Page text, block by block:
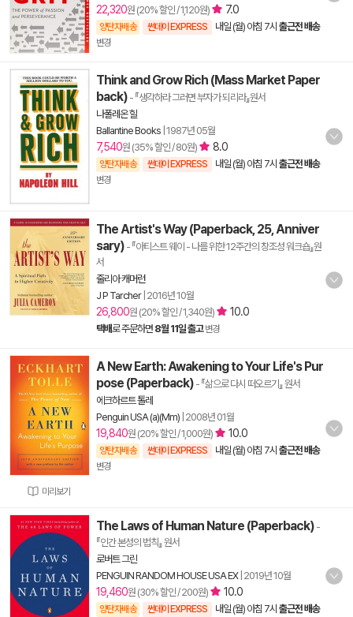
22,320원 (20% 할인 / 1,120원) 7.0
양탄자배송 썬데이 EXPRESS 내일 (월) 아침 7시 출근전 배송
변경
Think and Grow Rich (Mass Market Paper
back) - 『생각하라 그러면 부자가 되리라』원서
나폴레온 힐
Ballantine Books 1987년 05월
7,540원 (35% 할인 / 80원) 8.0
양탄자배송 썬데이 EXPRESS 내일 (월) 아침 7시 출근전 배송
변경
The Artist's Way (Paperback, 25, Anniver
sary) - 『아티스트 웨이 - 나를 위한 12주간의 창조성 워크숍』원
서
줄리아 캐머런
J P Tarcher 2016년 10월
26,800원 (20% 할인 / 1,340원) 10.0
택배로 주문하면 8월 11일 출고 변경
미리보기
A New Earth: Awakening to Your Life's Pur
pose (Paperback) - 『삶으로 다시 떠오르기』 원서
에크하르트 톨레
Penguin USA (a)(Mm) 2008년 01월
19,840원 (20% 할인 / 1,000원) 10.0
양탄자배송 썬데이 EXPRESS 내일 (월) 아침 7시 출근전 배송
변경
The Laws of Human Nature (Paperback) -
『인간 본성의 법칙』 원서
로버트 그린
PENGUIN RANDOM HOUSE USA EX| 2019년 10월
19,460원 (30% 할인 / 200원) 10.0
양탄자배송 썬데이 EXPRESS 내일 (월) 아침 7시 출근전 배송